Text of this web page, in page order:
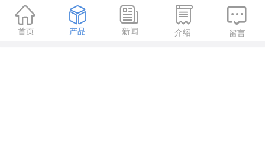

首页

产品

新闻

介绍

留言